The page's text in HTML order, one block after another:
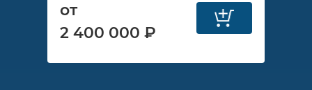
от
2 400 000 ₽